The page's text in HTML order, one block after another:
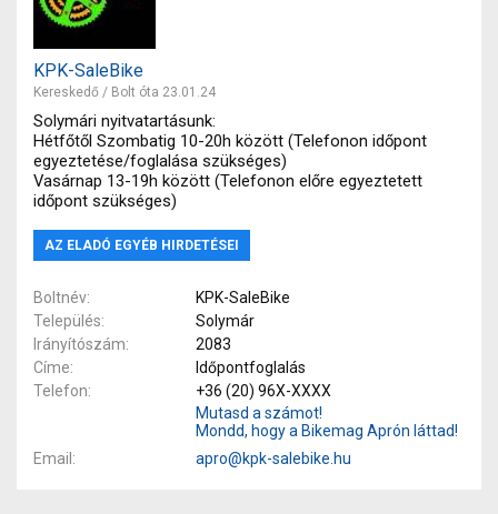
KPK-SaleBike
Kereskedő / Bolt óta 23.01.24
Solymári nyitvatartásunk:
Hétfőtől Szombatig 10-20h között (Telefonon időpont
egyeztetése/foglalása szükséges)
Vasárnap 13-19h között (Telefonon előre egyeztetett
időpont szükséges)
AZ ELADÓ EGYÉB HIRDETÉSEI
Boltnév
KPK-SaleBike
Település
Solymár
Irányítószám
2083
Címe
Időpontfoglalás
Telefon
+36 (20) 96X-XXXX
Mutasd a számot!
Mondd, hogy a Bikemag Aprón láttad!
Email
apro@kpk-salebike.hu